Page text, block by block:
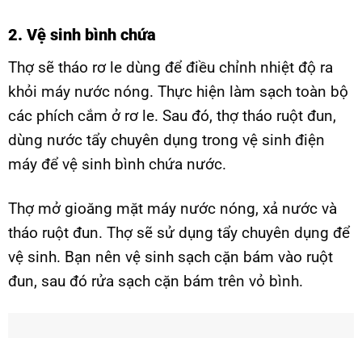
2. Vệ sinh bình chứa
Thợ sẽ tháo rơ le dùng để điều chỉnh nhiệt độ ra
khỏi máy nước nóng. Thực hiện làm sạch toàn bộ
các phích cắm ở rơ le. Sau đó, thợ tháo ruột đun,
dùng nước tẩy chuyên dụng trong vệ sinh điện
máy để vệ sinh bình chứa nước.
Thợ mở gioăng mặt máy nước nóng, xả nước và
tháo ruột đun. Thợ sẽ sử dụng tẩy chuyên dụng để
vệ sinh. Bạn nên vệ sinh sạch cặn bám vào ruột
đun, sau đó rửa sạch cặn bám trên vỏ bình.